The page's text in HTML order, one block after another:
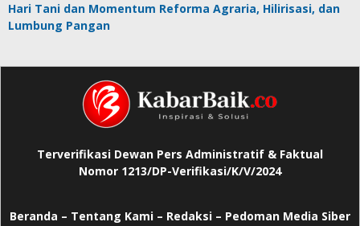
Hari Tani dan Momentum Reforma Agraria, Hilirisasi, dan
Lumbung Pangan
Terverifikasi Dewan Pers Administratif & Faktual
Nomor 1213/DP-Verifikasi/K/V/2024
Beranda – Tentang Kami – Redaksi – Pedoman Media Siber